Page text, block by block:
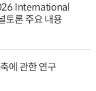
International
론 주요 내용
에 관한 연구